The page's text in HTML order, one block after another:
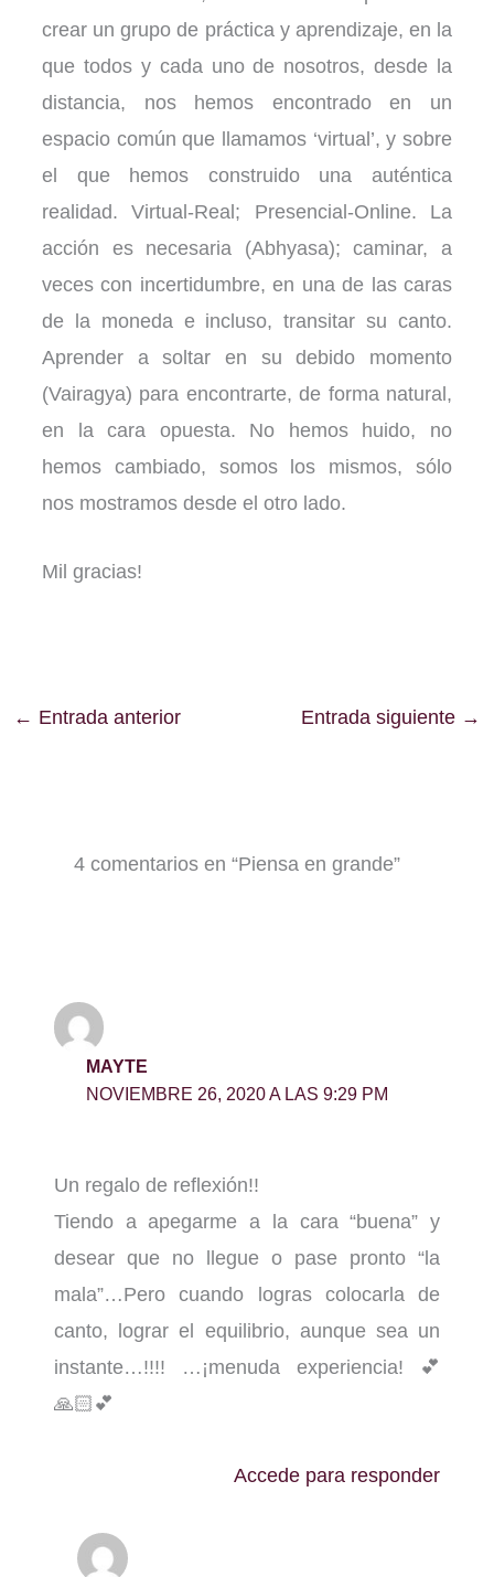
crear un grupo de práctica y aprendizaje, en la
que todos y cada uno de nosotros, desde la
distancia, nos hemos encontrado en un
espacio común que llamamos ‘virtual’, y sobre
el que hemos construido una auténtica
realidad. Virtual-Real; Presencial-Online. La
acción es necesaria (Abhyasa); caminar, a
veces con incertidumbre, en una de las caras
de la moneda e incluso, transitar su canto.
Aprender a soltar en su debido momento
(Vairagya) para encontrarte, de forma natural,
en la cara opuesta. No hemos huido, no
hemos cambiado, somos los mismos, sólo
nos mostramos desde el otro lado.
Mil gracias!
← Entrada anterior Entrada siguiente →
4 comentarios en “Piensa en grande”
MAYTE
NOVIEMBRE 26, 2020 A LAS 9:29 PM
Un regalo de reflexión!!
Tiendo a apegarme a la cara “buena” y
desear que no llegue o pase pronto “la
mala”…Pero cuando logras colocarla de
canto, lograr el equilibrio, aunque sea un
instante…!!!! …¡menuda experiencia! 💕
🙏🏻💕
Accede para responder